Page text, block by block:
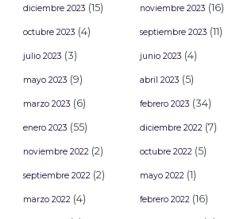
diciembre 2023 (15) noviembre 2023 (16)
octubre 2023 (4) septiembre 2023 (11)
julio 2023 (3) junio 2023 (4)
mayo 2023 (9) abril 2023 (5)
marzo 2023 (6) febrero 2023 (34)
enero 2023 (55) diciembre 2022 (7)
noviembre 2022 (2) octubre 2022 (5)
septiembre 2022 (2) mayo 2022 (1)
marzo 2022 (4) febrero 2022 (16)